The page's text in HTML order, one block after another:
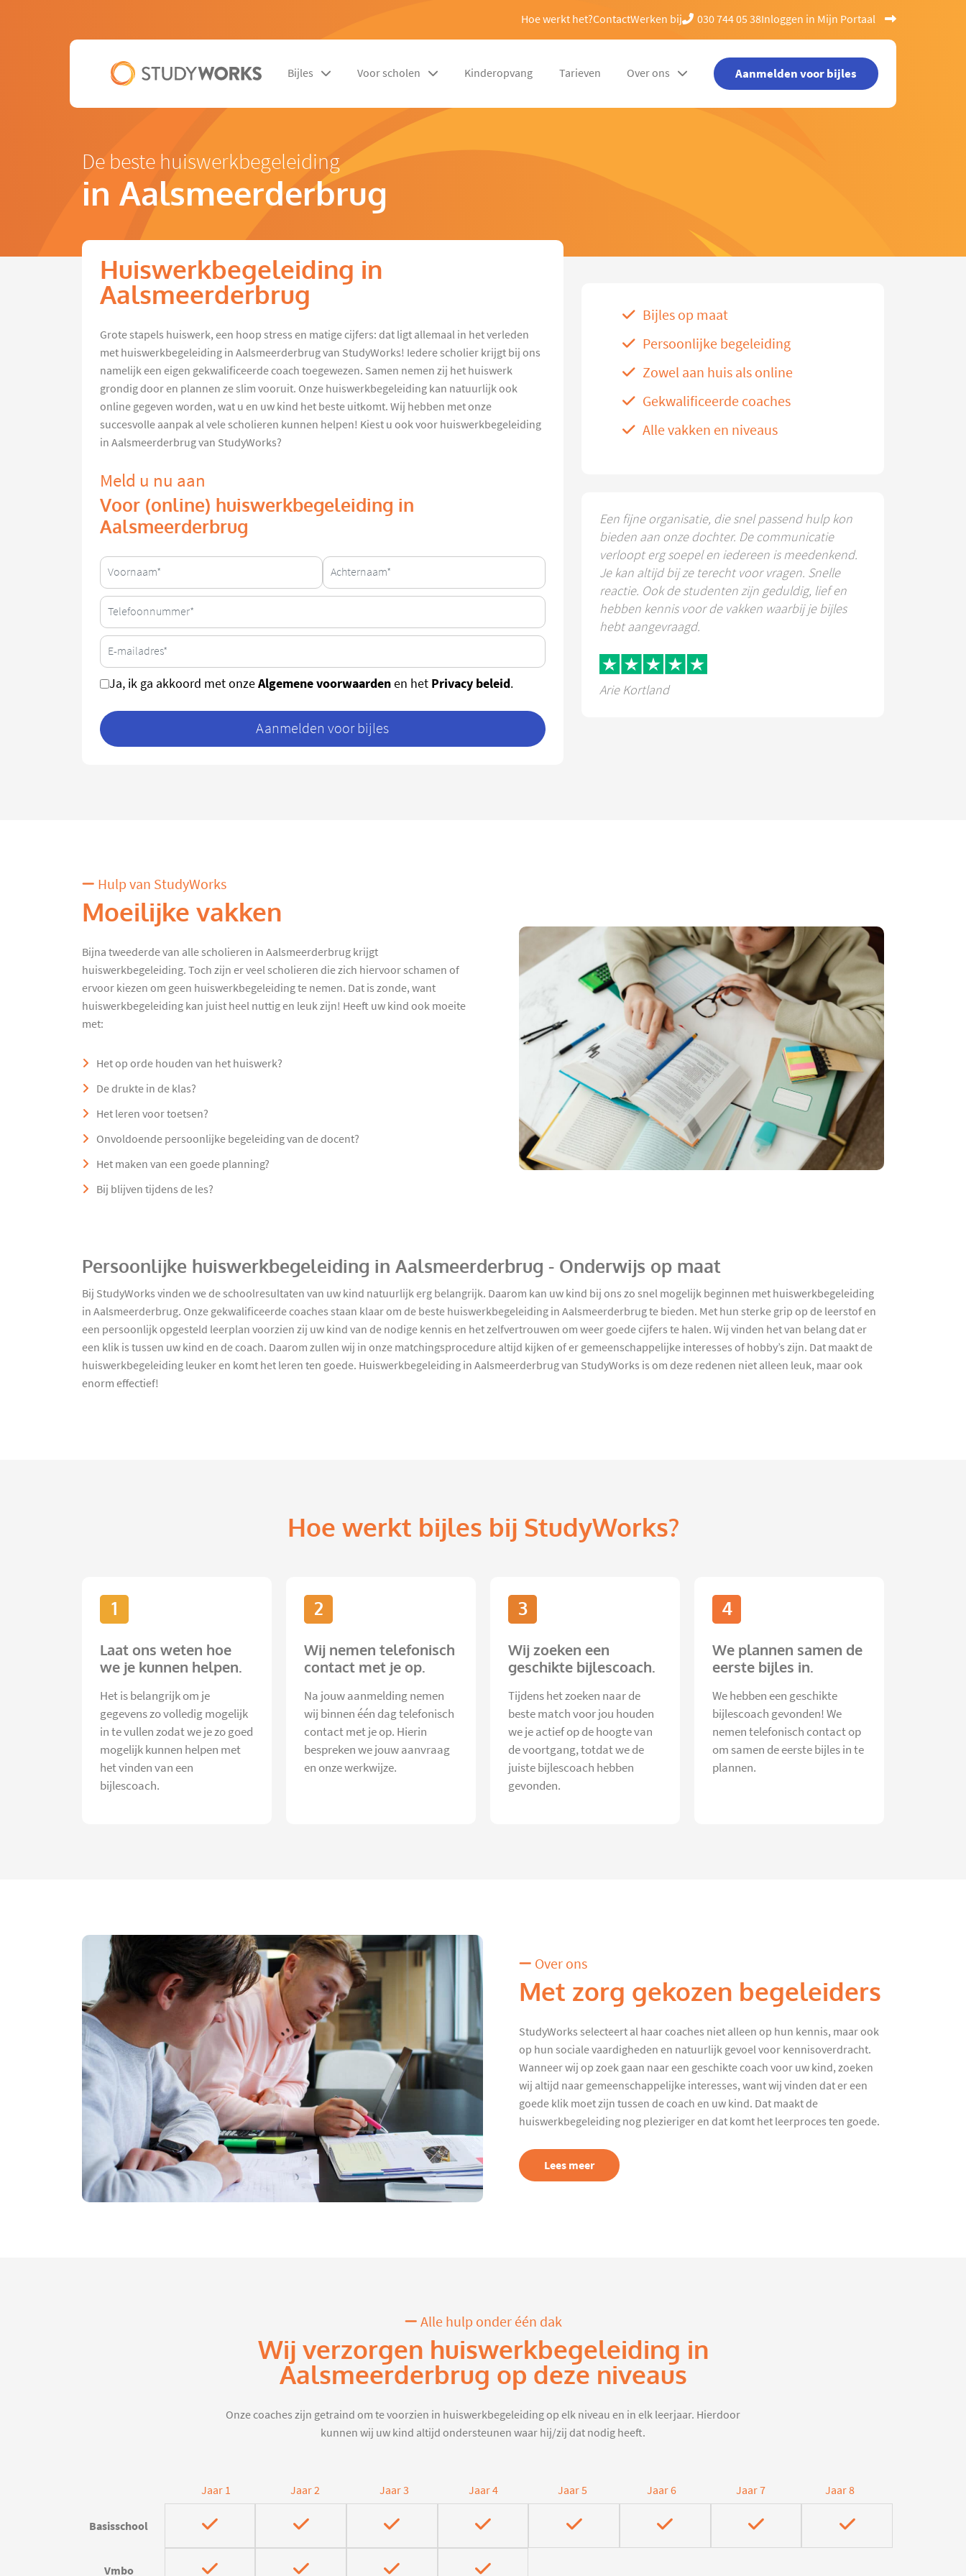
Hoe werkt het?ContactWerken bij 030 744 05 38Inloggen in Mijn Portaal
Bijles Voor scholen Kinderopvang Tarieven Over ons Aanmelden voor bijles
De beste huiswerkbegeleiding
in Aalsmeerderbrug
Huiswerkbegeleiding in
Aalsmeerderbrug
Grote stapels huiswerk, een hoop stress en matige cijfers: dat ligt allemaal in het verleden
met huiswerkbegeleiding in Aalsmeerderbrug van StudyWorks! Iedere scholier krijgt bij ons
namelijk een eigen gekwalificeerde coach toegewezen. Samen nemen zij het huiswerk
grondig door en plannen ze slim vooruit. Onze huiswerkbegeleiding kan natuurlijk ook
online gegeven worden, wat u en uw kind het beste uitkomt. Wij hebben met onze
succesvolle aanpak al vele scholieren kunnen helpen! Kiest u ook voor huiswerkbegeleiding
in Aalsmeerderbrug van StudyWorks?
Meld u nu aan
Voor (online) huiswerkbegeleiding in
Aalsmeerderbrug
Ja, ik ga akkoord met onzeAlgemene voorwaardenen het Privacy beleid.
Aanmelden voor bijles
Bijles op maat
Persoonlijke begeleiding
Zowel aan huis als online
Gekwalificeerde coaches
Alle vakken en niveaus
Een fijne organisatie, die snel passend hulp kon
bieden aan onze dochter. De communicatie
verloopt erg soepel en iedereen is meedenkend.
Je kan altijd bij ze terecht voor vragen. Snelle
reactie. Ook de studenten zijn geduldig, lief en
hebben kennis voor de vakken waarbij je bijles
hebt aangevraagd.
Arie Kortland
Hulp van StudyWorks
Moeilijke vakken
Bijna tweederde van alle scholieren in Aalsmeerderbrug krijgt
huiswerkbegeleiding. Toch zijn er veel scholieren die zich hiervoor schamen of
ervoor kiezen om geen huiswerkbegeleiding te nemen. Dat is zonde, want
huiswerkbegeleiding kan juist heel nuttig en leuk zijn! Heeft uw kind ook moeite
met:
Het op orde houden van het huiswerk?
De drukte in de klas?
Het leren voor toetsen?
Onvoldoende persoonlijke begeleiding van de docent?
Het maken van een goede planning?
Bij blijven tijdens de les?
Persoonlijke huiswerkbegeleiding in Aalsmeerderbrug - Onderwijs op maat
Bij StudyWorks vinden we de schoolresultaten van uw kind natuurlijk erg belangrijk. Daarom kan uw kind bij ons zo snel mogelijk beginnen met huiswerkbegeleiding
in Aalsmeerderbrug. Onze gekwalificeerde coaches staan klaar om de beste huiswerkbegeleiding in Aalsmeerderbrug te bieden. Met hun sterke grip op de leerstof en
een persoonlijk opgesteld leerplan voorzien zij uw kind van de nodige kennis en het zelfvertrouwen om weer goede cijfers te halen. Wij vinden het van belang dat er
een klik is tussen uw kind en de coach. Daarom zullen wij in onze matchingsprocedure altijd kijken of er gemeenschappelijke interesses of hobby’s zijn. Dat maakt de
huiswerkbegeleiding leuker en komt het leren ten goede. Huiswerkbegeleiding in Aalsmeerderbrug van StudyWorks is om deze redenen niet alleen leuk, maar ook
enorm effectief!
Hoe werkt bijles bij StudyWorks?
1
Laat ons weten hoe
we je kunnen helpen.
Het is belangrijk om je
gegevens zo volledig mogelijk
in te vullen zodat we je zo goed
mogelijk kunnen helpen met
het vinden van een
bijlescoach.
2
Wij nemen telefonisch
contact met je op.
Na jouw aanmelding nemen
wij binnen één dag telefonisch
contact met je op. Hierin
bespreken we jouw aanvraag
en onze werkwijze.
3
Wij zoeken een
geschikte bijlescoach.
Tijdens het zoeken naar de
beste match voor jou houden
we je actief op de hoogte van
de voortgang, totdat we de
juiste bijlescoach hebben
gevonden.
4
We plannen samen de
eerste bijles in.
We hebben een geschikte
bijlescoach gevonden! We
nemen telefonisch contact op
om samen de eerste bijles in te
plannen.
Over ons
Met zorg gekozen begeleiders
StudyWorks selecteert al haar coaches niet alleen op hun kennis, maar ook
op hun sociale vaardigheden en natuurlijk gevoel voor kennisoverdracht.
Wanneer wij op zoek gaan naar een geschikte coach voor uw kind, zoeken
wij altijd naar gemeenschappelijke interesses, want wij vinden dat er een
goede klik moet zijn tussen de coach en uw kind. Dat maakt de
huiswerkbegeleiding nog plezieriger en dat komt het leerproces ten goede.
Lees meer
Alle hulp onder één dak
Wij verzorgen huiswerkbegeleiding in
Aalsmeerderbrug op deze niveaus
Onze coaches zijn getraind om te voorzien in huiswerkbegeleiding op elk niveau en in elk leerjaar. Hierdoor
kunnen wij uw kind altijd ondersteunen waar hij/zij dat nodig heeft.
Jaar 1 Jaar 2 Jaar 3 Jaar 4 Jaar 5 Jaar 6 Jaar 7 Jaar 8
Basisschool
Vmbo